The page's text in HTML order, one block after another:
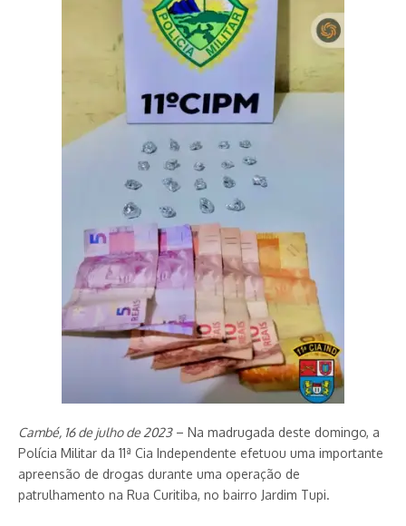
Cambé, 16 de julho de 2023– Na madrugada deste domingo, a
Polícia Militar da 11ª Cia Independente efetuou uma importante
apreensão de drogas durante uma operação de
patrulhamento na Rua Curitiba, no bairro Jardim Tupi.